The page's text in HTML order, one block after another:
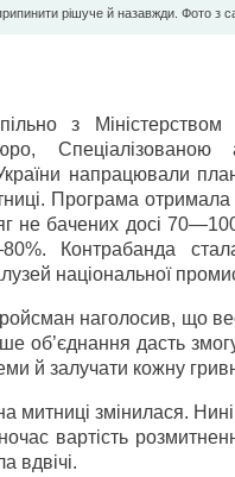
рішуче й назавжди. Фото з
з
Спеціалізованою
напрацювали
Програма отримала
не бачених досі
Контрабанда
національної
наголосив, що
об’єднання дасть
й залучати кожну
митниці змінилася.
вартість
вдвічі.